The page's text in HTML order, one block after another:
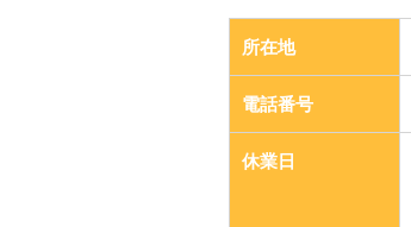
所在地
電話番号
休業日